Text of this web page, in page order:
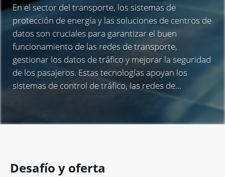
En el sector del transporte, los sistemas de
protección de energía y las soluciones de centros de
datos son cruciales para garantizar el buen
funcionamiento de las redes de transporte,
gestionar los datos de tráfico y mejorar la seguridad
de los pasajeros. Estas tecnologías apoyan los
sistemas de control de tráfico, las redes de
comunicación y el procesamiento de datos en
seguridad en los sistemas de transporte público y la
Desafío y oferta